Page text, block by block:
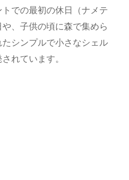
での最初の休日（ナメテ
、子供の頃に森で集めら
シンプルで小さなシェル
れています。